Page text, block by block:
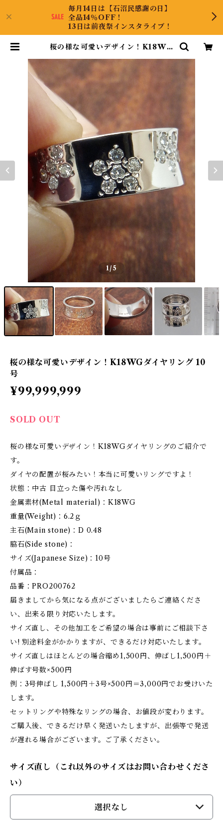
毎月14日は【石沼民感謝の日】
全品14％OFF！
13日は前夜祭インスタライブ！
桜の様な可愛いデザイン！K18WG
1/5
桜の様な可愛いデザイン！K18WGダイヤリング 10
号
¥99,999,999
SOLD OUT
桜の様な可愛いデザイン！K18WGダイヤリングのご紹介で
す。
ダイヤの配置が桜みたい！本当に可愛いリングですよ！
状態：中古 目立った傷や汚れなし
金属素材(Metal material)：K18WG
重量(Weight)：6.2ｇ
主石(Main stone)：D 0.48
脇石(Side stone)：
サイズ(Japanese Size)：10号
付属品：
品番：PRO200762
届きましてから気になる点がございましたらご連絡くださ
い、出来る限り対応いたします。
サイズ直し、その他加工をご希望の場合は事前にご相談下さ
い! 別途料金がかかりますが、できるだけ対応いたします。
サイズ直しはほとんどの場合縮め1,500円、伸ばし1,500円＋
伸ばす号数×500円
例：3号伸ばし 1,500円＋3号×500円＝3,000円でお受けいた
します。
セットリングや特殊なリングの場合、お値段が変わります。
ご購入後、できるだけ早く発送いたしますが、出張等で発送
が遅れる場合がございます。ご了承ください。
サイズ直し（これ以外のサイズはお問い合わせくださ
い）
選択なし